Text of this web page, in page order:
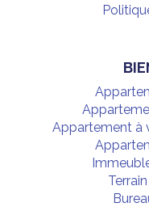
Appartement à